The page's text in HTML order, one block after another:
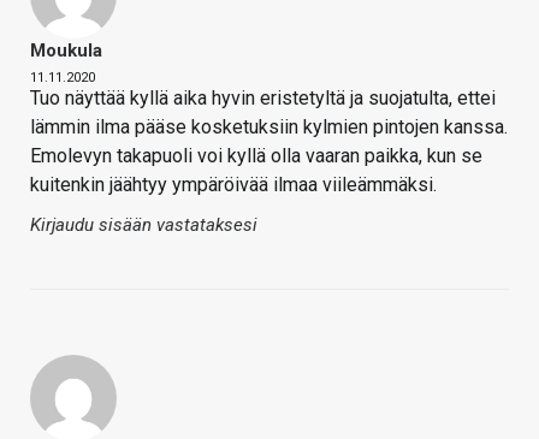
Moukula
11.11.2020
Tuo näyttää kyllä aika hyvin eristetyltä ja suojatulta, ettei
lämmin ilma pääse kosketuksiin kylmien pintojen kanssa.
Emolevyn takapuoli voi kyllä olla vaaran paikka, kun se
kuitenkin jäähtyy ympäröivää ilmaa viileämmäksi.
Kirjaudu sisään vastataksesi